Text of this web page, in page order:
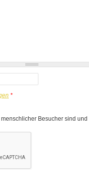
*
Besucher sind